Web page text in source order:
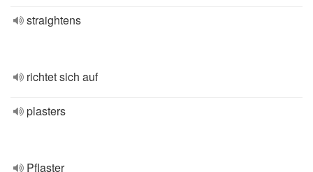
straightens
richtet sich auf
plasters
Pflaster